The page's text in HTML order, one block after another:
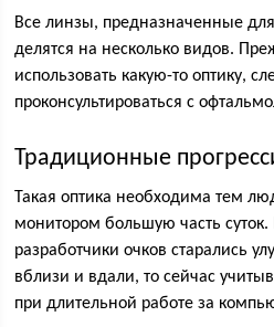
Все линзы, предназначенные
делятся на несколько видов.
использовать какую-то оптику,
проконсультироваться с
Традиционные
Такая оптика необходима тем
монитором большую часть
разработчики очков старались
вблизи и вдали, то сейчас
при длительной работе за